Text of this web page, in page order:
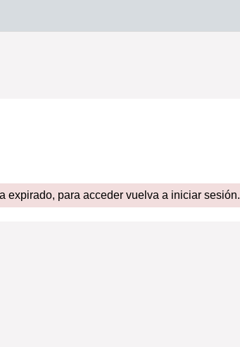
expirado, para acceder vuelva a iniciar sesión.